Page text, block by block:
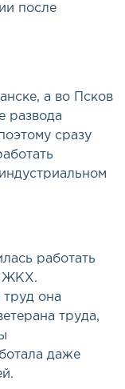
после
а во Псков
развода
сразу
работать
ЖКХ.
она
труда,
даже